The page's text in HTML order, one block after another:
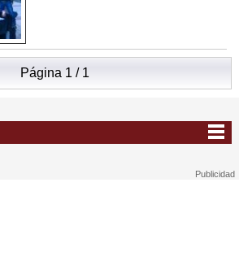
Página 1 / 1